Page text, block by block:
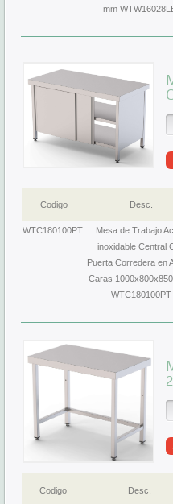
mm
Codigo Desc.
WTC180100PT
Mesa de Trabajo
inoxidable Central
Puerta Corredera en
Caras
WTC180100PT
Codigo Desc.